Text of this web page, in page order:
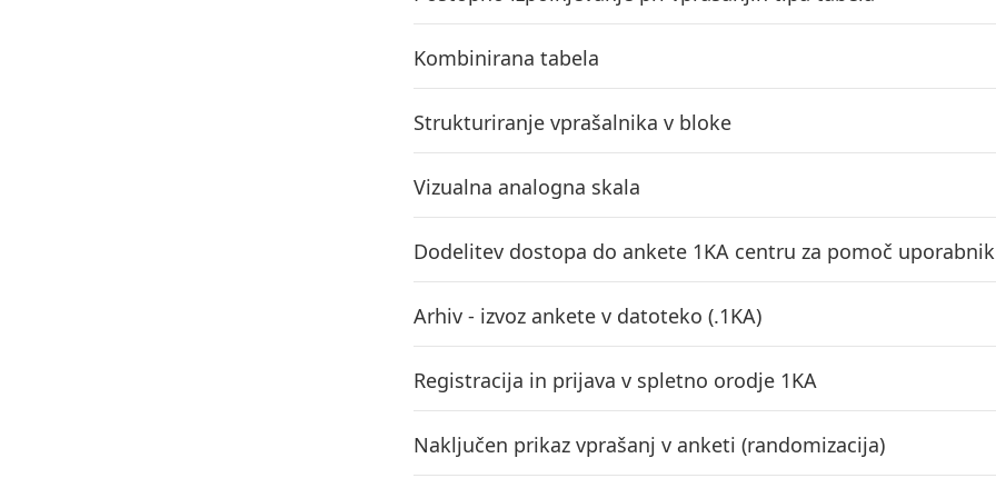
Kombinirana tabela
Strukturiranje vprašalnika v bloke
Vizualna analogna skala
Dodelitev dostopa do ankete 1KA centru za pomoč
Arhiv - izvoz ankete v datoteko (.1KA)
Registracija in prijava v spletno orodje 1KA
Naključen prikaz vprašanj v anketi (randomizacija)